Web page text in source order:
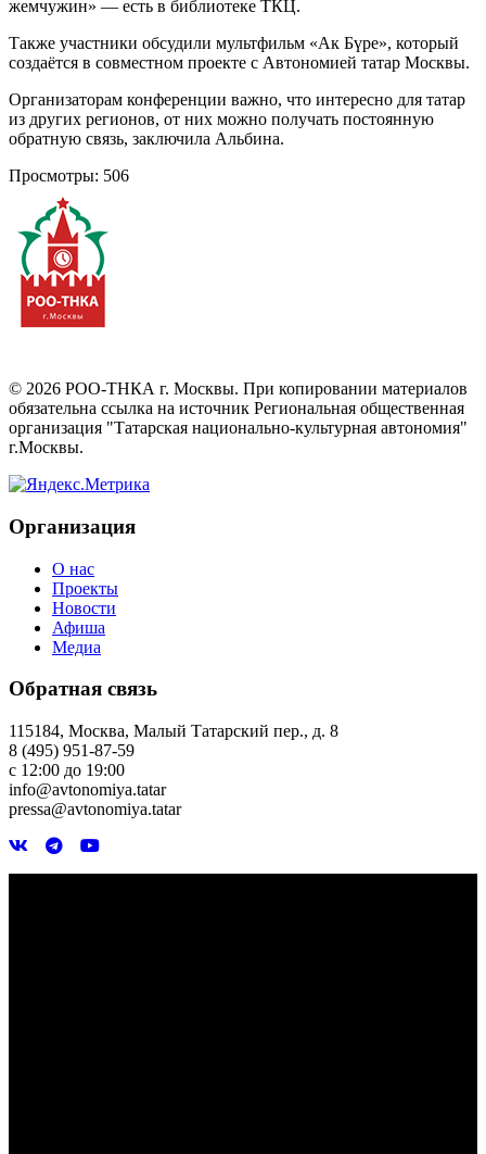
жемчужин» — есть в библиотеке ТКЦ.
Также участники обсудили мультфильм «Ак Бүре», который
создаётся в совместном проекте с Автономией татар Москвы.
Организаторам конференции важно, что интересно для татар
из других регионов, от них можно получать постоянную
обратную связь, заключила Альбина.
Просмотры: 506
© 2026 РОО-ТНКА г. Москвы. При копировании материалов
обязательна ссылка на источник Региональная общественная
организация "Татарская национально-культурная автономия"
г.Москвы.
Организация
О нас
Проекты
Новости
Афиша
Медиа
Обратная связь
115184, Москва, Малый Татарский пер., д. 8
8 (495) 951-87-59
с 12:00 до 19:00
info@avtonomiya.tatar
pressa@avtonomiya.tatar